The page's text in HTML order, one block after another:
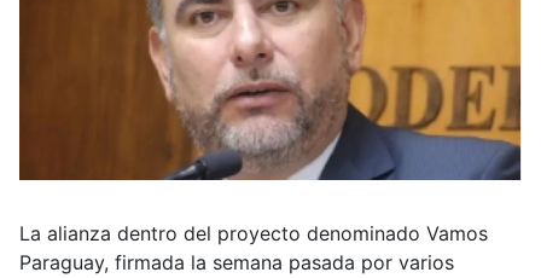
La alianza dentro del proyecto denominado Vamos
Paraguay, firmada la semana pasada por varios